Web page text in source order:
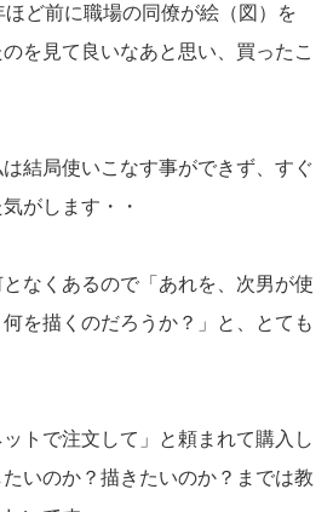
ど前に職場の同僚が絵（図）を
を見て良いなあと思い、買ったこ
結局使いこなす事ができず、すぐ
がします・・
なくあるので「あれを、次男が使
を描くのだろうか？」と、とても
トで注文して」と頼まれて購入し
いのか？描きたいのか？までは教